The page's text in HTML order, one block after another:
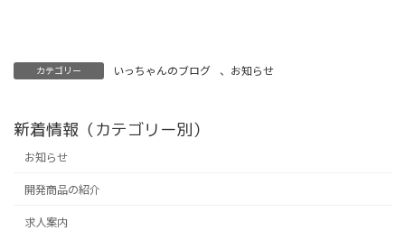
カテゴリー いっちゃんのブログ 、 お知らせ
新着情報（カテゴリー別）
お知らせ
開発商品の紹介
求人案内